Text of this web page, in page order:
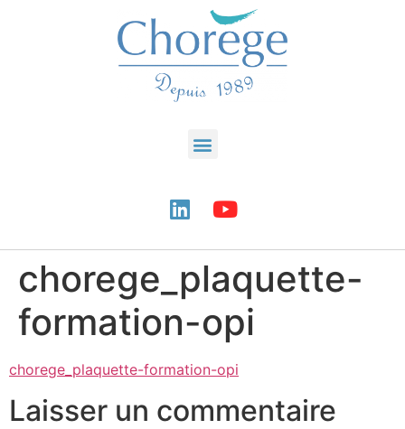
chorege_plaquette-
formation-opi
chorege_plaquette-formation-opi
Laisser un commentaire